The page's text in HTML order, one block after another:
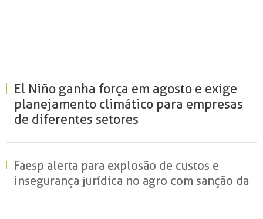
El Niño ganha força em agosto e exige
planejamento climático para empresas
de diferentes setores
Faesp alerta para explosão de custos e
insegurança jurídica no agro com sanção da